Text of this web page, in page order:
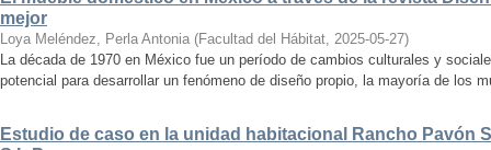
mejor
Loya Meléndez, Perla Antonia (Facultad del Hábitat, 2025-05-27)
La década de 1970 en México fue un período de cambios culturales y
potencial para desarrollar un fenómeno de diseño propio, la mayoría de los
Estudio de caso en la unidad habitacional Rancho Pavón